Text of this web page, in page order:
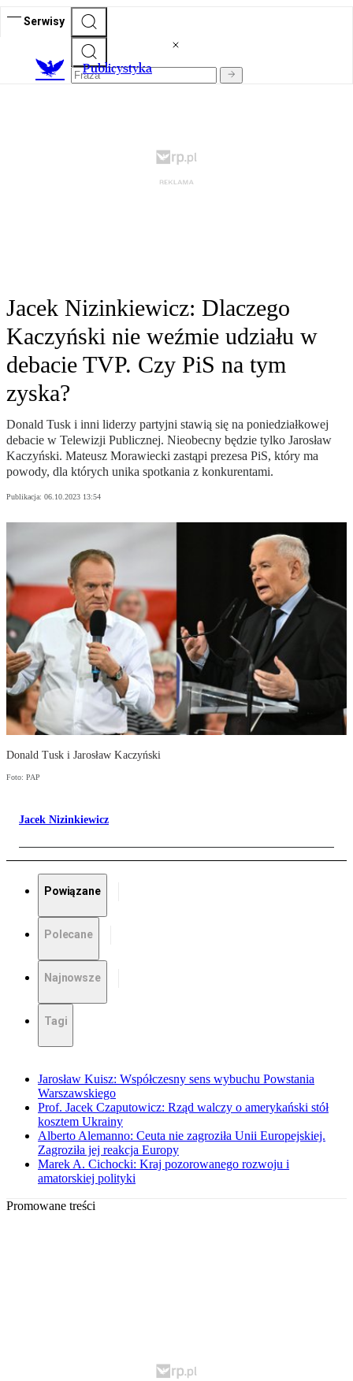
Serwisy
Publicystyka
Jacek Nizinkiewicz: Dlaczego
Kaczyński nie weźmie udziału w
debacie TVP. Czy PiS na tym
zyska?
Donald Tusk i inni liderzy partyjni stawią się na poniedziałkowej
debacie w Telewizji Publicznej. Nieobecny będzie tylko Jarosław
Kaczyński. Mateusz Morawiecki zastąpi prezesa PiS, który ma
powody, dla których unika spotkania z konkurentami.
Publikacja: 06.10.2023 13:54
Donald Tusk i Jarosław Kaczyński
Foto: PAP
Jacek Nizinkiewicz
Powiązane
Polecane
Najnowsze
Tagi
Jarosław Kuisz: Współczesny sens wybuchu Powstania
Warszawskiego
Prof. Jacek Czaputowicz: Rząd walczy o amerykański stół
kosztem Ukrainy
Alberto Alemanno: Ceuta nie zagroziła Unii Europejskiej.
Zagroziła jej reakcja Europy
Marek A. Cichocki: Kraj pozorowanego rozwoju i
amatorskiej polityki
Promowane treści